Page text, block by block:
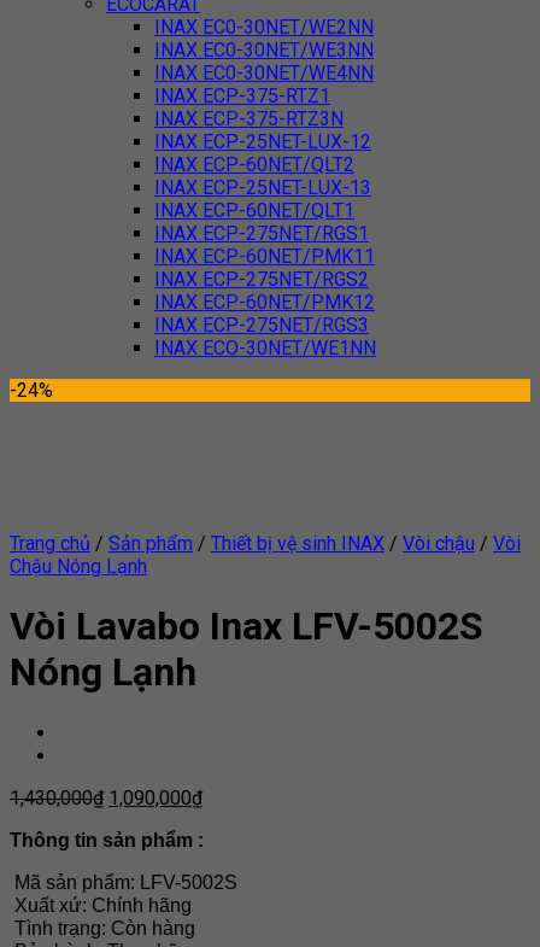
INAX EC0-30NET/WE2NN
INAX EC0-30NET/WE3NN
INAX EC0-30NET/WE4NN
INAX ECP-375-RTZ1
INAX ECP-375-RTZ3N
INAX ECP-25NET-LUX-12
INAX ECP-60NET/QLT2
INAX ECP-25NET-LUX-13
INAX ECP-60NET/QLT1
INAX ECP-275NET/RGS1
INAX ECP-60NET/PMK11
INAX ECP-275NET/RGS2
INAX ECP-60NET/PMK12
INAX ECP-275NET/RGS3
INAX ECO-30NET/WE1NN
-24%
Trang chủ / Sản phẩm / Thiết bị vệ sinh INAX / Vòi chậu / Vòi
Chậu Nóng Lạnh
Vòi Lavabo Inax LFV-5002S
Nóng Lạnh
1,430,000₫ 1,090,000₫
Thông tin sản phẩm :
Mã sản phẩm: LFV-5002S
Xuất xứ: Chính hãng
Tình trạng: Còn hàng